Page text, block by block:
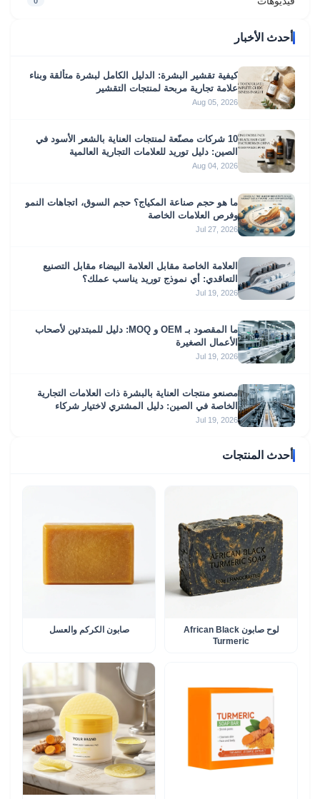
أحدث الأخبار
كيفية تقشير البشرة: الدليل الكامل لبشرة متألقة وبناء
علامة تجارية مربحة لمنتجات التقشير
Aug 05, 2026
10 شركات مصنّعة لمنتجات العناية بالشعر الأسود في
الصين: دليل توريد للعلامات التجارية العالمية
Aug 04, 2026
ما هو حجم صناعة المكياج؟ حجم السوق، اتجاهات النمو
وفرص العلامات الخاصة
Jul 27, 2026
العلامة الخاصة مقابل العلامة البيضاء مقابل التصنيع
التعاقدي: أي نموذج توريد يناسب عملك؟
Jul 19, 2026
ما المقصود بـ OEM و MOQ: دليل للمبتدئين لأصحاب
الأعمال الصغيرة
Jul 19, 2026
مصنعو منتجات العناية بالبشرة ذات العلامات التجارية
الخاصة في الصين: دليل المشتري لاختيار شركاء
Jul 19, 2026
أحدث المنتجات
لوح صابون African Black
Turmeric
صابون الكركم والعسل